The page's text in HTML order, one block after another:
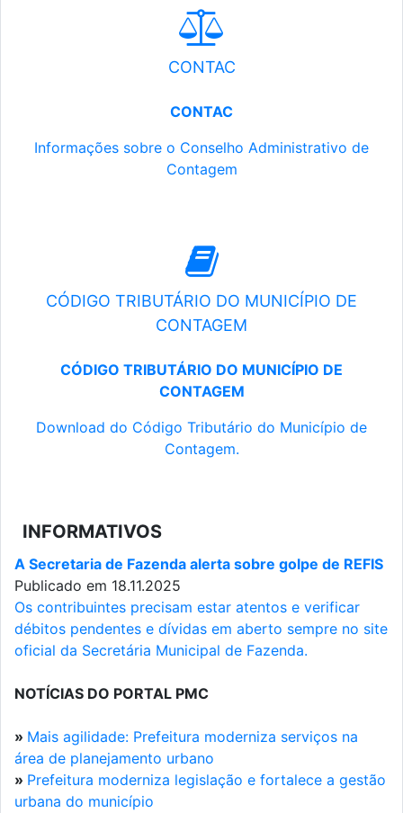
CONTAC
CONTAC
Informações sobre o Conselho Administrativo de
Contagem
CÓDIGO TRIBUTÁRIO DO MUNICÍPIO DE
CONTAGEM
CÓDIGO TRIBUTÁRIO DO MUNICÍPIO DE
CONTAGEM
Download do Código Tributário do Município de
Contagem.
INFORMATIVOS
A Secretaria de Fazenda alerta sobre golpe de REFIS
Publicado em 18.11.2025
Os contribuintes precisam estar atentos e verificar
débitos pendentes e dívidas em aberto sempre no site
oficial da Secretária Municipal de Fazenda.
NOTÍCIAS DO PORTAL PMC
» Mais agilidade: Prefeitura moderniza serviços na
área de planejamento urbano
» Prefeitura moderniza legislação e fortalece a gestão
urbana do município